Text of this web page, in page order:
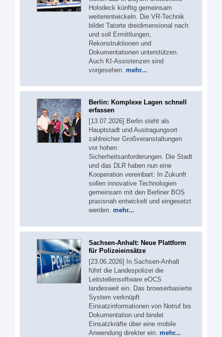
Holodeck künftig gemeinsam
weiterentwickeln. Die VR-Technik
bildet Tatorte dreidimensional nach
und soll Ermittlungen,
Rekonstruktionen und
Dokumentationen unterstützen.
Auch KI-Assistenzen sind
vorgesehen. mehr...
Berlin: Komplexe Lagen schnell
erfassen
[13.07.2026] Berlin steht als
Hauptstadt und Austragungsort
zahlreicher Großveranstaltungen
vor hohen
Sicherheitsanforderungen. Die Stadt
und das DLR haben nun eine
Kooperation vereinbart: In Zukunft
sollen innovative Technologien
gemeinsam mit den Berliner BOS
praxisnah entwickelt und eingesetzt
werden. mehr...
Sachsen-Anhalt: Neue Plattform
für Polizeieinsätze
[23.06.2026] In Sachsen-Anhalt
führt die Landespolizei die
Leitstellensoftware eOCS
landesweit ein. Das browserbasierte
System verknüpft
Einsatzinformationen von Notruf bis
Dokumentation und bindet
Einsatzkräfte über eine mobile
Anwendung direkter ein. mehr...